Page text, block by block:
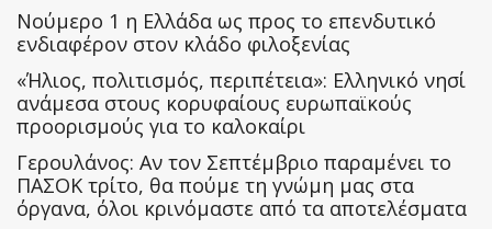
Nούμερο 1 η Ελλάδα ως προς το επενδυτικό
ενδιαφέρον στον κλάδο φιλοξενίας
«Ήλιος, πολιτισμός, περιπέτεια»: Ελληνικό νησί
ανάμεσα στους κορυφαίους ευρωπαϊκούς
προορισμούς για το καλοκαίρι
Γερουλάνος: Αν τον Σεπτέμβριο παραμένει το
ΠΑΣΟΚ τρίτο, θα πούμε τη γνώμη μας στα
όργανα, όλοι κρινόμαστε από τα αποτελέσματα